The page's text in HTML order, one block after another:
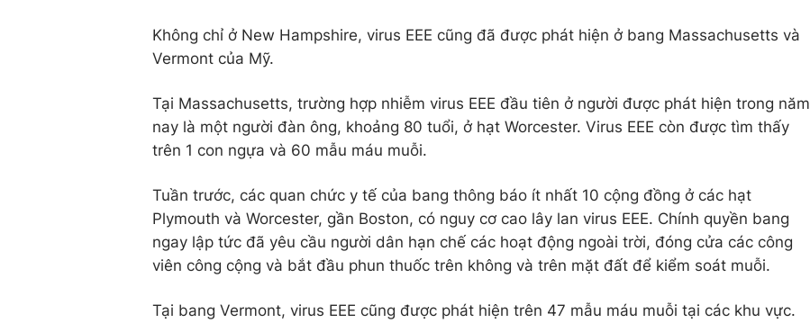
Không chỉ ở New Hampshire, virus EEE cũng đã được phát hiện ở bang Massachusetts và
Vermont của Mỹ.
Tại Massachusetts, trường hợp nhiễm virus EEE đầu tiên ở người được phát hiện trong năm
nay là một người đàn ông, khoảng 80 tuổi, ở hạt Worcester. Virus EEE còn được tìm thấy
trên 1 con ngựa và 60 mẫu máu muỗi.
Tuần trước, các quan chức y tế của bang thông báo ít nhất 10 cộng đồng ở các hạt
Plymouth và Worcester, gần Boston, có nguy cơ cao lây lan virus EEE. Chính quyền bang
ngay lập tức đã yêu cầu người dân hạn chế các hoạt động ngoài trời, đóng cửa các công
viên công cộng và bắt đầu phun thuốc trên không và trên mặt đất để kiểm soát muỗi.
Tại bang Vermont, virus EEE cũng được phát hiện trên 47 mẫu máu muỗi tại các khu vực.